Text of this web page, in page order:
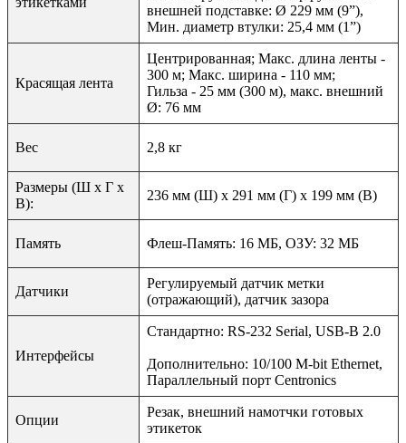
внешней подставке: Ø 229 мм (9”),
Мин. диаметр втулки: 25,4 мм (1”)
Красящая лента
Центрированная; Макс. длина ленты -
300 м; Mакс. ширина - 110 мм;
Гильза - 25 мм (300 м), макс. внешний
Ø: 76 мм
Вес 2,8 кг
Размеры (Ш x Г x
В):
236 мм (Ш) x 291 мм (Г) x 199 мм (В)
Память Флеш-Память: 16 МБ, ОЗУ: 32 МБ
Датчики
Регулируемый датчик метки
(отражающий), датчик зазора
Интерфейсы
Стандартно: RS-232 Serial, USB-B 2.0
Дополнительно: 10/100 M-bit Ethernet,
Параллельный порт Centronics
Опции
Резак, внешний намотчки готовых
этикеток